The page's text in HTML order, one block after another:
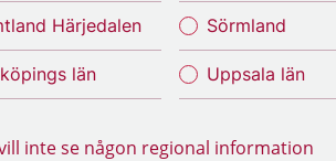
Härjedalen
län
Sörmland
Uppsala län
vill inte se någon regional information